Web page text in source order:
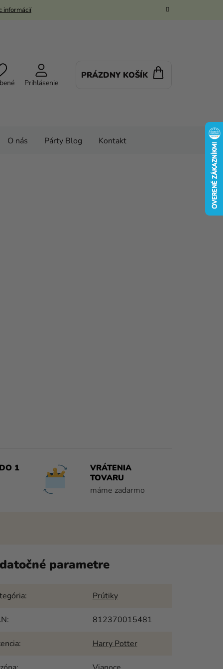
informácií
Prihlásenie
PRÁZDNY KOŠÍK
O nás Párty Blog Kontakt
1
VRÁTENIA
TOVARU
máme zadarmo
parametre
: Prútiky
: 812370015481
: Harry Potter